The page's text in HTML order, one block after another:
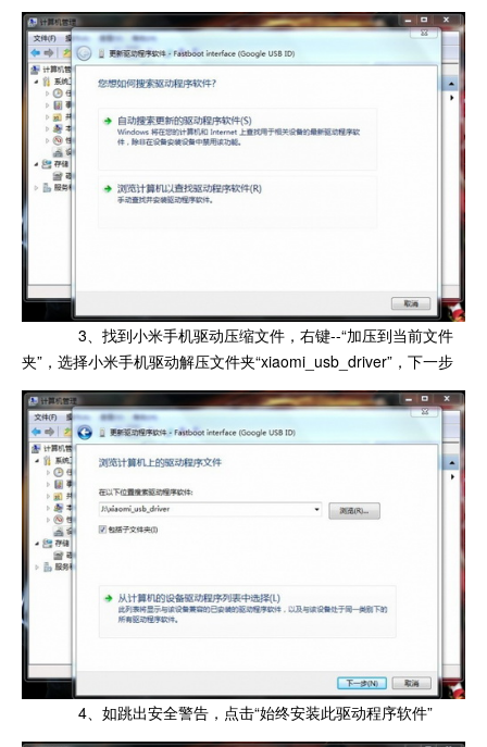
3、找到小米手机驱动压缩文件，右键--“加压到当前文件
夹”，选择小米手机驱动解压文件夹“xiaomi_usb_driver”，下一步
4、如跳出安全警告，点击“始终安装此驱动程序软件”